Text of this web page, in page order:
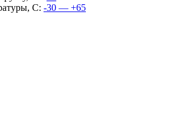
С: -30 — +65